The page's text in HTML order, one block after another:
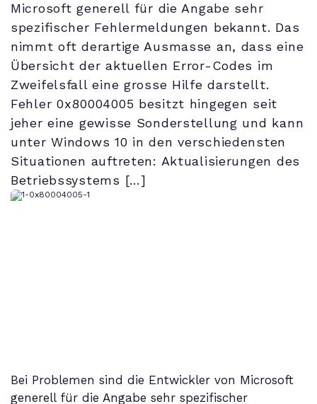
Microsoft generell für die Angabe sehr
spezifischer Fehlermeldungen bekannt. Das
nimmt oft derartige Ausmasse an, dass eine
Übersicht der aktuellen Error-Codes im
Zweifelsfall eine grosse Hilfe darstellt.
Fehler 0x80004005 besitzt hingegen seit
jeher eine gewisse Sonderstellung und kann
unter Windows 10 in den verschiedensten
Situationen auftreten: Aktualisierungen des
Betriebssystems […]
Bei Problemen sind die Entwickler von Microsoft
generell für die Angabe sehr spezifischer